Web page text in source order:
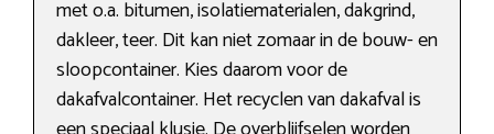
met o.a. bitumen, isolatiematerialen, dakgrind,
dakleer, teer. Dit kan niet zomaar in de bouw- en
sloopcontainer. Kies daarom voor de
dakafvalcontainer. Het recyclen van dakafval is